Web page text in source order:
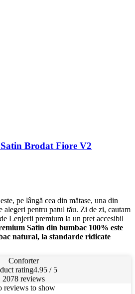
Brodat Fiore V2
este, pe lângă cea din mătase, una din
alegeri pentru patul tău. Zi de zi, cautam
Lenjerii premium la un pret accesibil
Satin din bumbac 100% este
natural, la standarde ridicate
Conforter
rating4.95 / 5
2078 reviews
reviews to show